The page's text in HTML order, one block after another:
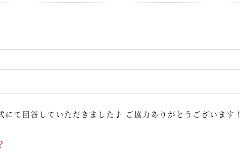
て回答していただきました♪ ご協力ありがとうございます！